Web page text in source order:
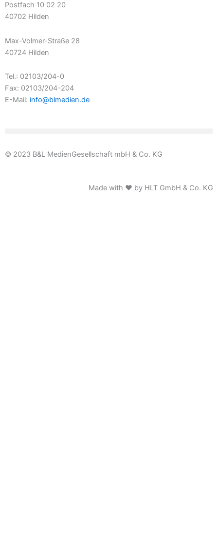
Postfach 10 02 20
40702 Hilden
Max-Volmer-Straße 28
40724 Hilden
Tel.: 02103/204-0
Fax: 02103/204-204
E-Mail: info@blmedien.de
© 2023 B&L MedienGesellschaft mbH & Co. KG
Made with ♥ by HLT GmbH & Co. KG